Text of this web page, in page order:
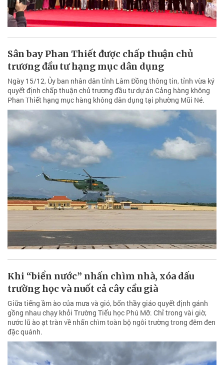
Sân bay Phan Thiết được chấp thuận chủ
trương đầu tư hạng mục dân dụng
Ngày 15/12, Ủy ban nhân dân tỉnh Lâm Đồng thông tin, tỉnh vừa ký
quyết định chấp thuận chủ trương đầu tư dự án Cảng hàng không
Phan Thiết hạng mục hàng không dân dụng tại phường Mũi Né.
Khi “biển nước” nhấn chìm nhà, xóa dấu
trường học và nuốt cả cây cầu già
Giữa tiếng ầm ào của mưa và gió, bốn thầy giáo quyết định gánh
gồng nhau chạy khỏi Trường Tiểu học Phú Mỡ. Chỉ trong vài giờ,
nước lũ ào ạt tràn về nhấn chìm toàn bộ ngôi trường trong đêm đen
đặc quánh.